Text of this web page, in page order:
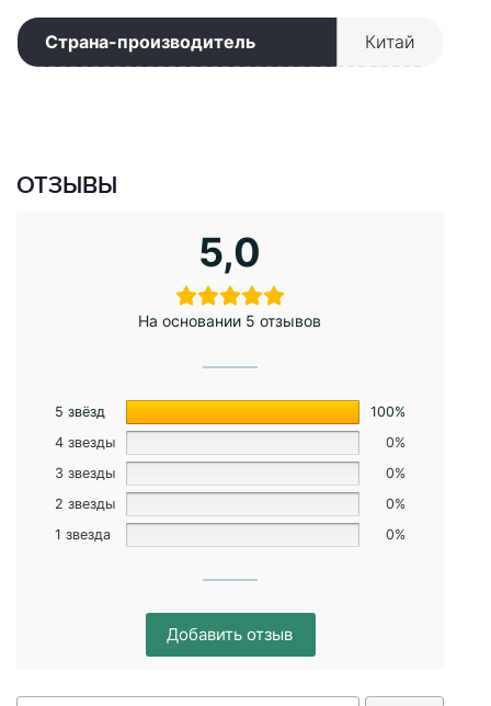
Страна-производитель Китай
ОТЗЫВЫ
5,0
На основании 5 отзывов
5 звёзд
100%
4 звезды
0%
3 звезды
0%
2 звезды
0%
1 звезда
0%
Добавить отзыв